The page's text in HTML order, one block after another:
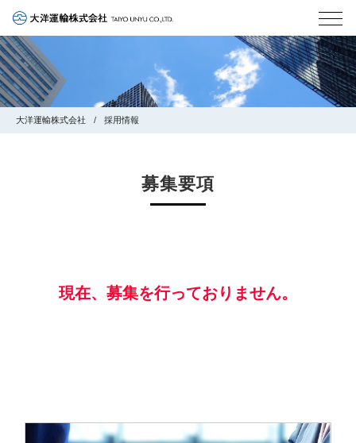
大洋運輸株式会社 採用情報
募集要項
現在、募集を行っておりません。